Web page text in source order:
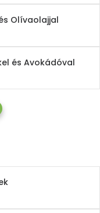
Olívaolajjal
és Avokádóval